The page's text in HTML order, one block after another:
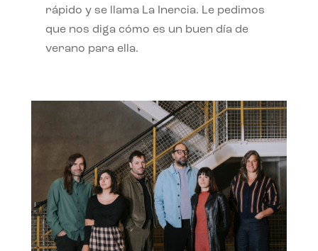
rápido y se llama La Inercia. Le pedimos
que nos diga cómo es un buen día de
verano para ella.